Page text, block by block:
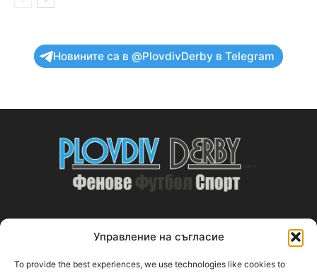
Управление на съгласие
To provide the best experiences, we use technologies like cookies to
Новините са в @PlovdivDerby в Telegram
ABOUT US